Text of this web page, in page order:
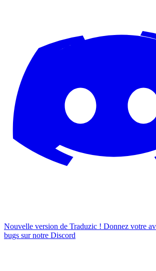
Nouvelle version de Traduzic ! Donnez votre
bugs sur notre Discord